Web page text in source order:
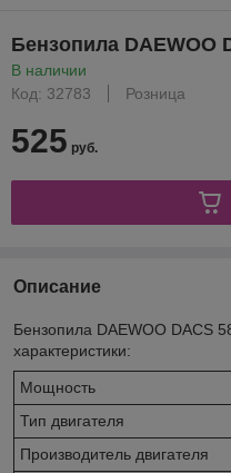
Бензопила DAEWOO
В наличии
Код: 32783
Розница
525 руб.
Описание
Бензопила DAEWOO DACS
характеристики:
Мощность
Тип двигателя
Производитель двигателя